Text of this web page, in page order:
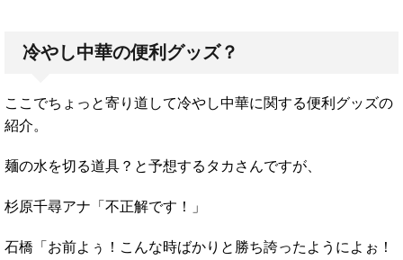
冷やし中華の便利グッズ？
ここでちょっと寄り道して冷やし中華に関する便利グッズの
紹介。
麺の水を切る道具？と予想するタカさんですが、
杉原千尋アナ「不正解です！」
石橋「お前よぅ！こんな時ばかりと勝ち誇ったようによぉ！